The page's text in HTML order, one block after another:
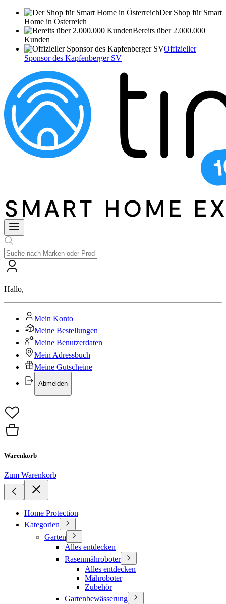
Der Shop für Smart
Home in Österreich
Bereits über 2.000.000
Kunden
Offizieller
Sponsor des Kapfenberger SV
Hallo,
Mein Konto
Meine Bestellungen
Meine Benutzerdaten
Mein Adressbuch
Meine Gutscheine
Abmelden
Warenkorb
Zum Warenkorb
Home Protection
Kategorien
Garten
Alles entdecken
Rasenmähroboter
Alles entdecken
Mähroboter
Zubehör
Gartenbewässerung